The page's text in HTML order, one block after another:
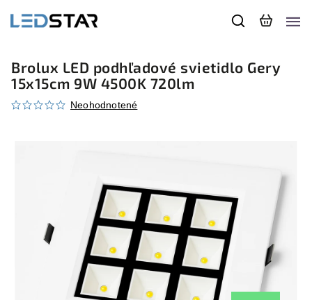
Brolux LED podhľadové svietidlo Gery
15x15cm 9W 4500K 720lm
Neohodnotené